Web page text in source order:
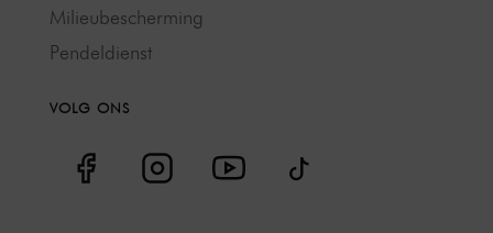
Milieubescherming
Pendeldienst
VOLG ONS